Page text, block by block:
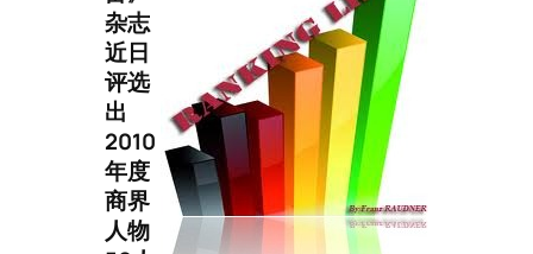
杂志
近日
评选
出
2010
年度
商界
人物